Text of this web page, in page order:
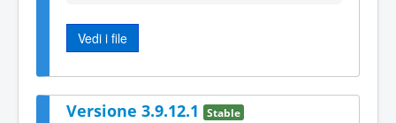
Vedi i file
Versione 3.9.12.1 Stable